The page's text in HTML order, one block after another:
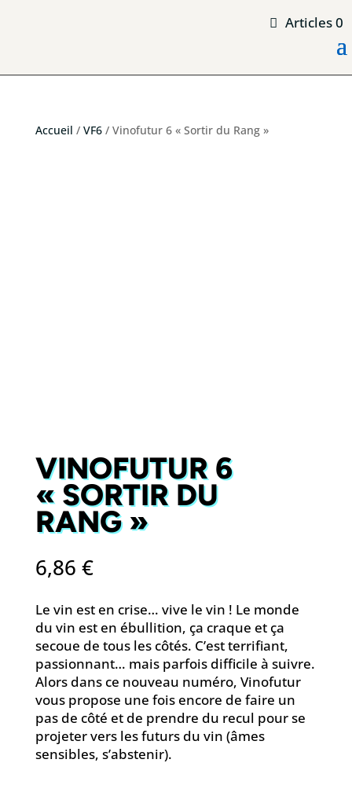
Articles 0
Accueil / VF6/ Vinofutur 6 « Sortir du Rang »
VINOFUTUR 6
« SORTIR DU
RANG »
6,86 €
Le vin est en crise… vive le vin ! Le monde
du vin est en ébullition, ça craque et ça
secoue de tous les côtés. C’est terrifiant,
passionnant… mais parfois difficile à suivre.
Alors dans ce nouveau numéro, Vinofutur
vous propose une fois encore de faire un
pas de côté et de prendre du recul pour se
projeter vers les futurs du vin (âmes
sensibles, s’abstenir).